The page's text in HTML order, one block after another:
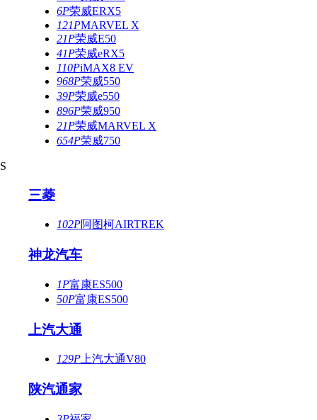
6P荣威ERX5
121PMARVEL X
21P荣威E50
41P荣威eRX5
110PiMAX8 EV
968P荣威550
39P荣威e550
896P荣威950
21P荣威MARVEL X
654P荣威750
S
三菱
102P阿图柯AIRTREK
神龙汽车
1P富康ES500
50P富康ES500
上汽大通
129P 上汽大通V80
陕汽通家